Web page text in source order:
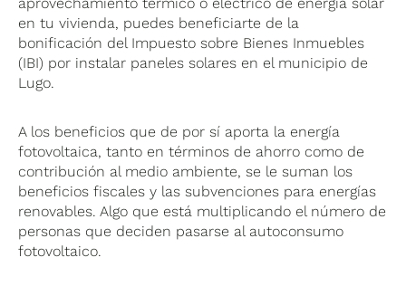
en tu vivienda, puedes beneficiarte de la
bonificación del Impuesto sobre Bienes Inmuebles
(IBI) por instalar paneles solares en el municipio de
Lugo.
A los beneficios que de por sí aporta la energía
fotovoltaica, tanto en términos de ahorro como de
contribución al medio ambiente, se le suman los
beneficios fiscales y las subvenciones para energías
renovables. Algo que está multiplicando el número de
personas que deciden pasarse al autoconsumo
fotovoltaico.